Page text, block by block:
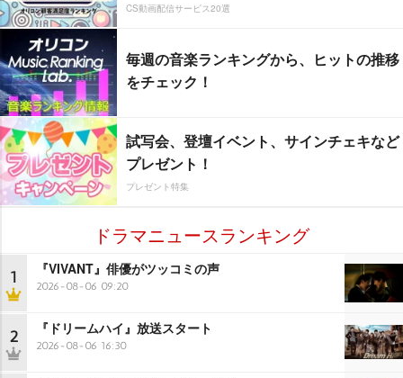
CS動画配信サービス20選
毎週の音楽ランキングから、ヒットの推移
をチェック！
試写会、登壇イベント、サインチェキなど
プレゼント！
プレゼント特集
ドラマニュースランキング
1 『VIVANT』俳優がツッコミの声
2026-08-06 09:20
2 『ドリームハイ』放送スタート
2026-08-06 16:30